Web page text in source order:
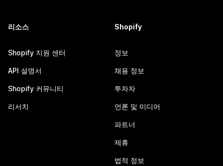
리소스
Shopify 지원 센터
API 설명서
Shopify 커뮤니티
리서치
Shopify
정보
채용 정보
투자자
언론 및 미디어
파트너
제휴
법적 정보